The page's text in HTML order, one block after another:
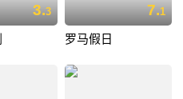
3.3 7.1
罗马假日